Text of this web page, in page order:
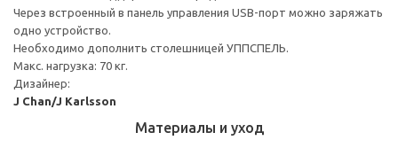
Через встроенный в панель управления USB-порт можно заряжать
одно устройство.
Необходимо дополнить столешницей УППСПЕЛЬ.
Макс. нагрузка: 70 кг.
Дизайнер:
J Chan/J Karlsson
Материалы и уход